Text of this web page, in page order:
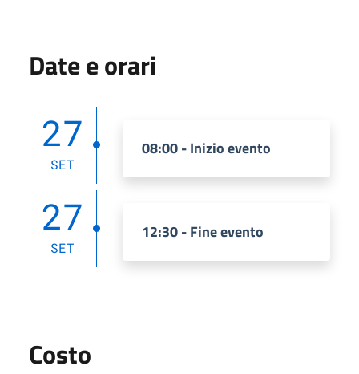
Date e orari
27
SET
08:00 - Inizio evento
27
SET
12:30 - Fine evento
Costo